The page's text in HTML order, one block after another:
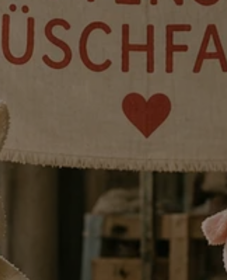
HEUPEL
ALL STARS FESTIVAL
Spielzeit lassen wir es nochmal richtig krachen.
Vom 5. bis 13.6.26 wird die Gaußstraße zur
Festivalzone: Wir feiern die Premieren unserer
Theaterprojekte und CLUBS, bringen
unsere Produktionen auf die Bühne und
gearbeitet haben. Freut euch auf spannende
Aufführungen, offene Feedbackformate und